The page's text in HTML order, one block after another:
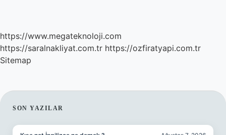
https://www.megateknoloji.com
https://saralnakliyat.com.tr https://ozfiratyapi.com.tr
Sitemap
SIDEBAR
SON YAZILAR